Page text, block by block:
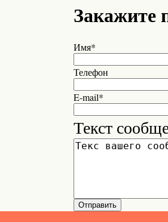
Закажите
Имя*
Телефон
E-mail*
Текст